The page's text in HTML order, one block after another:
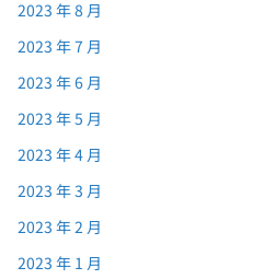
2023 年 8 月
2023 年 7 月
2023 年 6 月
2023 年 5 月
2023 年 4 月
2023 年 3 月
2023 年 2 月
2023 年 1 月